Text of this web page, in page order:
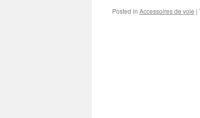
Posted in Accessoires de voie |